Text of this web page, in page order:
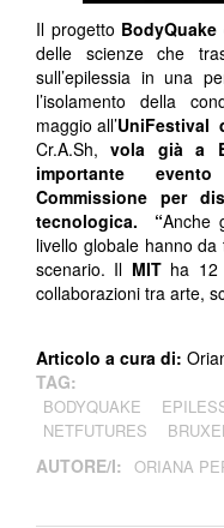
Il progetto BodyQuake
delle scienze che
sull’epilessia in una
l’isolamento della
maggio all’UniFestival
Cr.A.Sh,vola già a
importante
Commissione per
tecnologica. “Anche
livello globale hanno
scenario. Il MITha 12
collaborazioni tra arte,
Articolo a cura di:
TAG:
BODYQUAKE
NETFUTURES
AUTORE/I: ORIANA